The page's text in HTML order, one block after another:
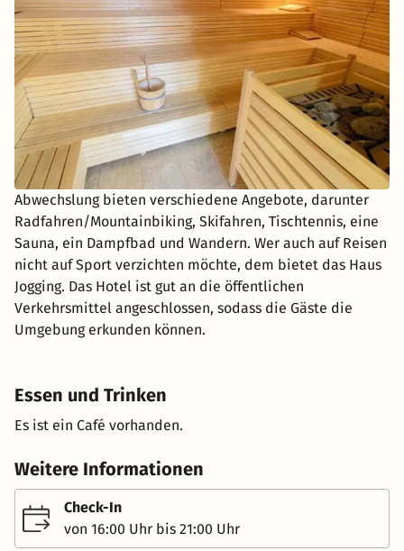
Abwechslung bieten verschiedene Angebote, darunter
Radfahren/Mountainbiking, Skifahren, Tischtennis, eine
Sauna, ein Dampfbad und Wandern. Wer auch auf Reisen
nicht auf Sport verzichten möchte, dem bietet das Haus
Jogging. Das Hotel ist gut an die öffentlichen
Verkehrsmittel angeschlossen, sodass die Gäste die
Umgebung erkunden können.
Essen und Trinken
Es ist ein Café vorhanden.
Weitere Informationen
Check-In
von 16:00 Uhr bis 21:00 Uhr